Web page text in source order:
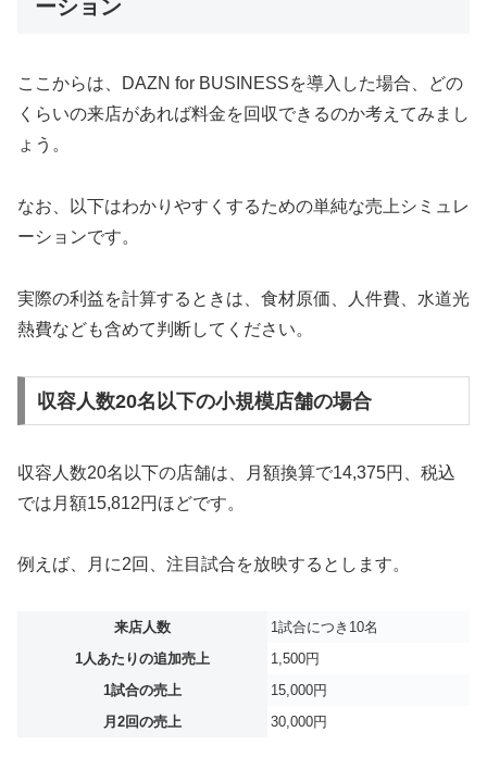
ーション
ここからは、DAZN for BUSINESSを導入した場合、どの
くらいの来店があれば料金を回収できるのか考えてみまし
ょう。
なお、以下はわかりやすくするための単純な売上シミュレ
ーションです。
実際の利益を計算するときは、食材原価、人件費、水道光
熱費なども含めて判断してください。
収容人数20名以下の小規模店舗の場合
収容人数20名以下の店舗は、月額換算で14,375円、税込
では月額15,812円ほどです。
例えば、月に2回、注目試合を放映するとします。
来店人数
1試合につき10名
1人あたりの追加売上
1,500円
1試合の売上
15,000円
月2回の売上
30,000円